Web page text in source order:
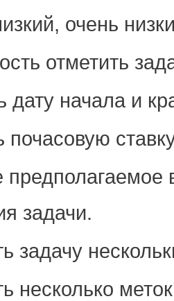
очень
отметить
дату начала и
почасовую
задачи.
задачу
несколько меток